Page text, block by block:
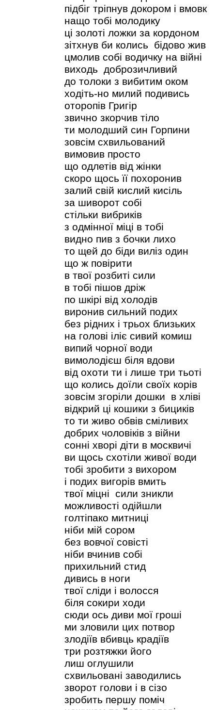
підбіг тріпнув докором і вмовк
нащо тобі молодику
ці золоті ложки за кордоном
зітхнув би колись бідово жив
цмолив собі водичку на війні
виходь доброзичливий
до толоки з вибитим оком
ходіть-но милий подивись
оторопів Григір
звично зкорчив тіло
ти молодший син Горпини
зовсім схвильований
вимовив просто
що одлетів від жінки
скоро щось її похоронив
залий свій кислий кисіль
за шиворот собі
стільки вибриків
з одмінної міці в тобі
видно пив з бочки лихо
то щей до біди виліз один
що ж повірити
в твої розбиті сили
в тобі пішов дріж
по шкірі від холодів
виронив сильний подих
без рідних і трьох близьких
на голові іліє сивий комиш
випий чорної води
вимолодієш біля вдови
від охоти ти і лише три тьоті
що колись доїли своїх корів
зовсім згоріли дошки в хліві
відкрий ці кошики з бициків
то ти живо обвів сміливих
добрих чоловіків з війни
сонні хворі діти в москвичі
ви щось схотіли живої води
тобі зробити з вихором
і подих вигорів вмить
твої міцні сили зникли
можливості одійшли
голтіпако митниці
ніби мій сором
без вовчої совісті
ніби вчинив собі
прихильний стид
дивись в ноги
твої сліди і волосся
біля сокири ходи
сюди ось диви мої гроші
ми зловили цих потвор
злодіїв вбивць крадіїв
три розтяжки його
лиш оглушили
схвильовані заводились
зворот голови і в сізо
зробить першу поміч